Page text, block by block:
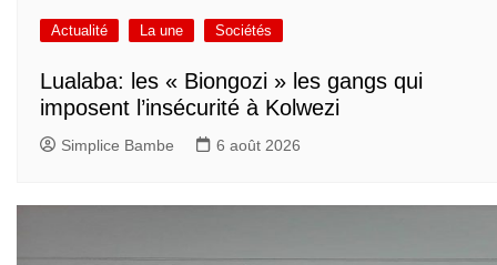
Actualité La une Sociétés
Lualaba: les « Biongozi » les gangs qui
imposent l’insécurité à Kolwezi
Simplice Bambe 6 août 2026